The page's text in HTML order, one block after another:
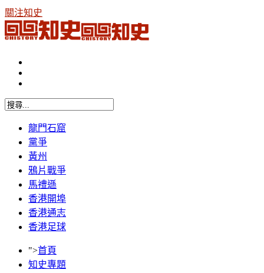
關注知史
龍門石窟
黨爭
黃州
鴉片戰爭
馬禮遜
香港開埠
香港通志
香港足球
">首頁
知史專題